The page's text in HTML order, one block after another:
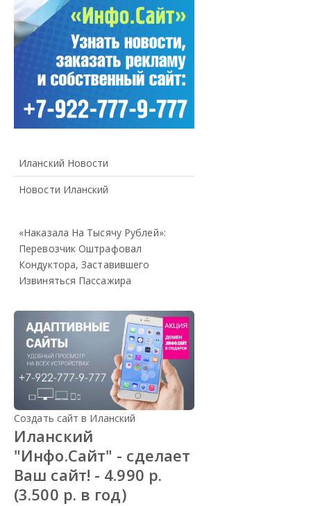
Иланский Новости
Новости Иланский
«Наказала На Тысячу Рублей»:
Перевозчик Оштрафовал
Кондуктора, Заставившего
Извиняться Пассажира
Создать сайт в Иланский
Иланский
"Инфо.Сайт" - сделает
Ваш сайт! - 4.990 р.
(3.500 р. в год)